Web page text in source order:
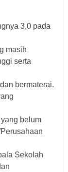
3,0 pada
masih
serta
bermaterai.
yang belum
Sekolah